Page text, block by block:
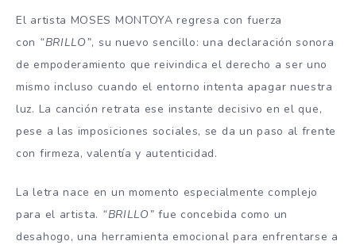
El artista MOSES MONTOYA regresa con fuerza
con “BRILLO”, su nuevo sencillo: una declaración sonora
de empoderamiento que reivindica el derecho a ser uno
mismo incluso cuando el entorno intenta apagar nuestra
luz. La canción retrata ese instante decisivo en el que,
pese a las imposiciones sociales, se da un paso al frente
con firmeza, valentía y autenticidad.
La letra nace en un momento especialmente complejo
para el artista. “BRILLO” fue concebida como un
desahogo, una herramienta emocional para enfrentarse a